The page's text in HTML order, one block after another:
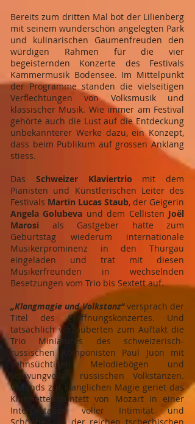
Bereits zum dritten Mal bot der Lilienberg
mit seinem wunderschön angelegten Park
und kulinarischen Gaumenfreuden den
würdigen Rahmen für die vier
begeisternden Konzerte des Festivals
Kammermusik Bodensee. Im Mittelpunkt
der Programme standen die vielseitigen
Verflechtungen von Volksmusik und
klassischer Musik. Wie immer am Festival
gehörte auch die Lust auf die Entdeckung
unbekannterer Werke dazu, ein Konzept,
dass beim Publikum auf grossen Anklang
stiess.
Das Schweizer Klaviertrio mit dem
Pianisten und Künstlerischen Leiter des
Festivals Martin Lucas Staub, der Geigerin
Angela Golubeva und dem Cellisten Joël
Marosi als Gastgeber hatte zum
Geburtstag wiederum internationale
Musikerprominenz in den Thurgau
eingeladen und trat mit diesen
Musikerfreunden in wechselnden
Besetzungen vom Trio bis Sextett auf.
„Klangmagie und Volkstanz“versprach der
Titel des Eröffnungskonzertes. Und
tatsächlich verzauberten zum Auftakt die
Trio Miniatures des schweizerisch-
russischen Komponisten Paul Juon mit
sehnsüchtigen Melodiebögen und
schwungvollen russischen Volkstänzen.
Vollends zur klanglichen Magie geriet das
Klarinettenquintett von Mozart in einer
Interpretation voller Intimität und